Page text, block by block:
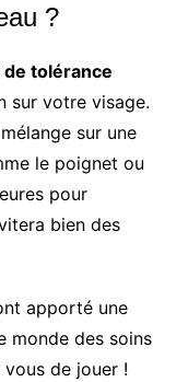
?
tolérance
sur votre visage.
sur une
le poignet ou
pour
bien des
apporté une
monde des soins
de jouer !